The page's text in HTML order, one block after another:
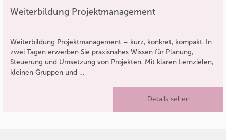
Weiterbildung Projektmanagement
Weiterbildung Projektmanagement – kurz, konkret, kompakt. In
zwei Tagen erwerben Sie praxisnahes Wissen für Planung,
Steuerung und Umsetzung von Projekten. Mit klaren Lernzielen,
kleinen Gruppen und …
Details sehen